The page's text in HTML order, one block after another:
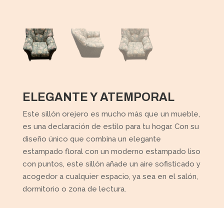
ELEGANTE Y ATEMPORAL
Este sillón orejero es mucho más que un mueble,
es una declaración de estilo para tu hogar. Con su
diseño único que combina un elegante
estampado floral con un moderno estampado liso
con puntos, este sillón añade un aire sofisticado y
acogedor a cualquier espacio, ya sea en el salón,
dormitorio o zona de lectura.